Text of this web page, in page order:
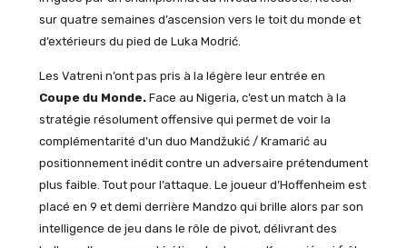
sur quatre semaines d’ascension vers le toit du monde et
d’extérieurs du pied de Luka Modrić.
Les Vatreni n’ont pas pris à la légère leur entrée en
Coupe du Monde.Face au Nigeria, c’est un match à la
stratégie résolument offensive qui permet de voir la
complémentarité d’un duo Mandžukić / Kramarić au
positionnement inédit contre un adversaire prétendument
plus faible. Tout pour l’attaque. Le joueur d’Hoffenheim est
placé en 9 et demi derrière Mandzo qui brille alors par son
intelligence de jeu dans le rôle de pivot, délivrant des